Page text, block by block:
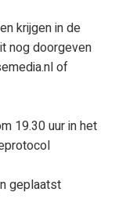
krijgen in de
nog doorgeven
of
19.30 uur in het
geplaatst